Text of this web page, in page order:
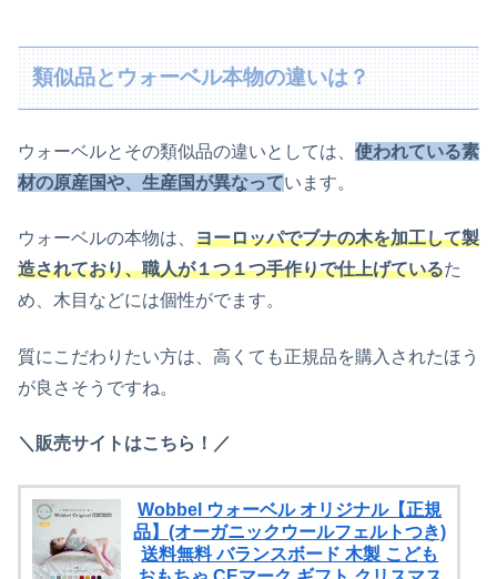
類似品とウォーベル本物の違いは？
ウォーベルとその類似品の違いとしては、 使われている素
材の原産国や、生産国が異なっています。
ウォーベルの本物は、 ヨーロッパでブナの木を加工して製
造されており、職人が１つ１つ手作りで仕上げているた
め、木目などには個性がでます。
質にこだわりたい方は、高くても正規品を購入されたほう
が良さそうですね。
＼販売サイトはこちら！／
Wobbel ウォーベル オリジナル【正規
品】(オーガニックウールフェルトつき)
送料無料 バランスボード 木製 こども